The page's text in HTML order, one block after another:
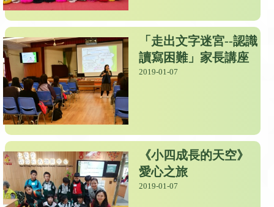
「走出文字迷宮--認識
讀寫困難」家長講座
2019-01-07
《小四成長的天空》
愛心之旅
2019-01-07